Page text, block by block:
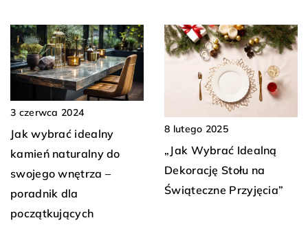
3 czerwca 2024
Jak wybrać idealny
kamień naturalny do
swojego wnętrza –
poradnik dla
początkujących
8 lutego 2025
„Jak Wybrać Idealną
Dekorację Stołu na
Świąteczne Przyjęcia”